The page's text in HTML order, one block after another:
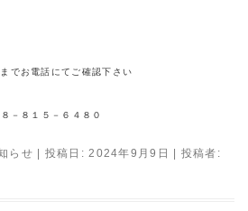
でお電話にてご確認下さい
－８１５－６４８０
らせ | 投稿日: 2024年9月9日 | 投稿者: